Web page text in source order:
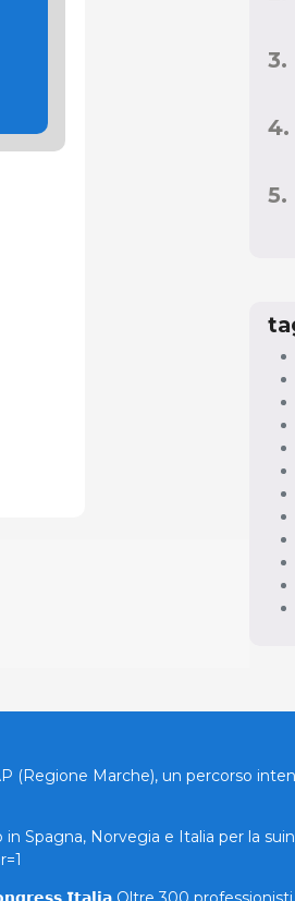
(Regione Marche), un percorso
Spagna, Norvegia e Italia per la